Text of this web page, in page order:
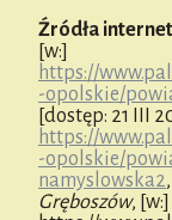
Źródła
[w:]
https://
-opolskie/
[dostęp: 21 III
https://
-opolskie/
namyslowska2
Gręboszów, [w:]